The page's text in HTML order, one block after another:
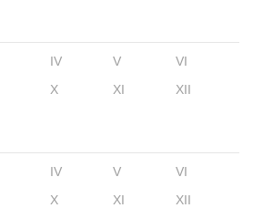
IV V
VI
X XI XII
IV V
VI
X XI XII